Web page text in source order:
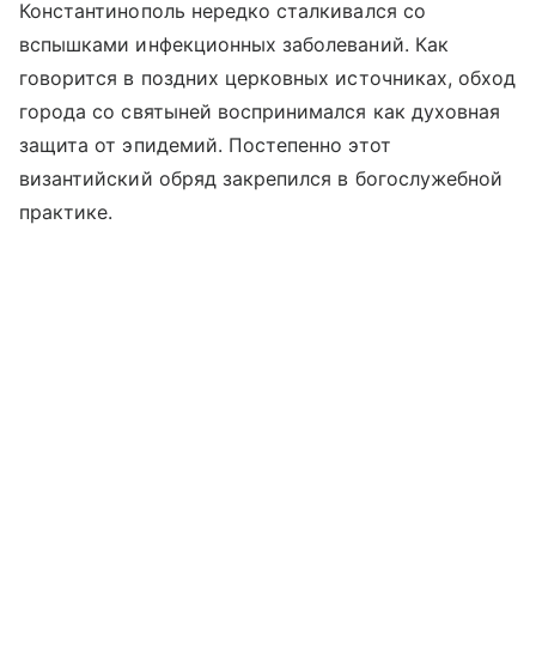
Константинополь нередко сталкивался со
вспышками инфекционных заболеваний. Как
говорится в поздних церковных источниках, обход
города со святыней воспринимался как духовная
защита от эпидемий. Постепенно этот
византийский обряд закрепился в богослужебной
практике.